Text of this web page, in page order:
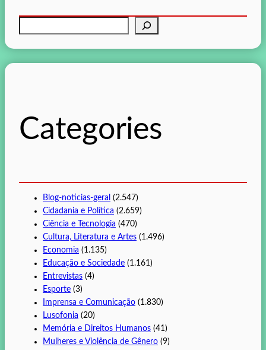
aCategories
Blog-noticias-geral (2.547)
Cidadania e Política (2.659)
Ciência e Tecnologia (470)
Cultura, Literatura e Artes (1.496)
Economia (1.135)
Educação e Sociedade (1.161)
Entrevistas (4)
Esporte (3)
Imprensa e Comunicação (1.830)
Lusofonia (20)
Memória e Direitos Humanos (41)
Mulheres e Violência de Gênero (9)